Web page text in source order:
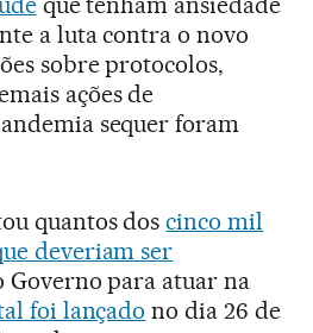
a luta contra o novo
sobre protocolos,
ações de
sequer foram
quantos doscinco mil
deveriam ser
para atuar na
foi lançado no dia 26 de